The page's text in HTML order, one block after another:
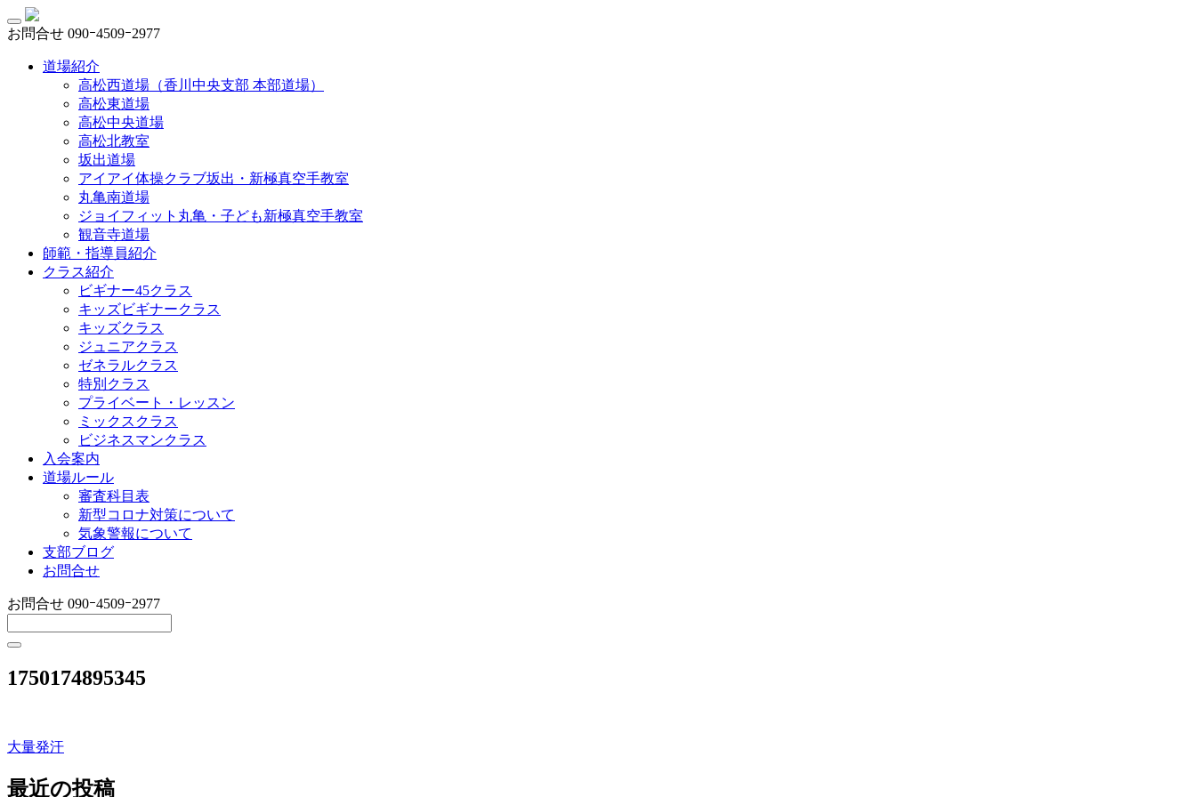
お問合せ 090ｰ4509ｰ2977
道場紹介
高松西道場（香川中央支部 本部道場）
高松東道場
高松中央道場
高松北教室
坂出道場
アイアイ体操クラブ坂出・新極真空手教室
丸亀南道場
ジョイフィット丸亀・子ども新極真空手教室
観音寺道場
師範・指導員紹介
クラス紹介
ビギナー45クラス
キッズビギナークラス
キッズクラス
ジュニアクラス
ゼネラルクラス
特別クラス
プライベート・レッスン
ミックスクラス
ビジネスマンクラス
入会案内
道場ルール
審査科目表
新型コロナ対策について
気象警報について
支部ブログ
お問合せ
お問合せ 090ｰ4509ｰ2977
1750174895345
投
稿
大量発汗
最近の投稿